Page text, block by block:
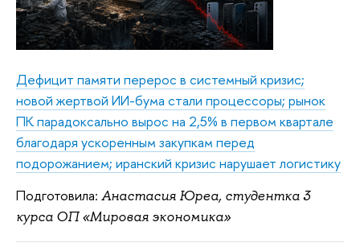
Дефицит памяти перерос в системный кризис;
новой жертвой ИИ-бума стали процессоры; рынок
ПК парадоксально вырос на 2,5% в первом квартале
благодаря ускоренным закупкам перед
подорожанием; иранский кризис нарушает логистику
Подготовила: Анастасия Юреа, студентка 3
курса ОП «Мировая экономика»